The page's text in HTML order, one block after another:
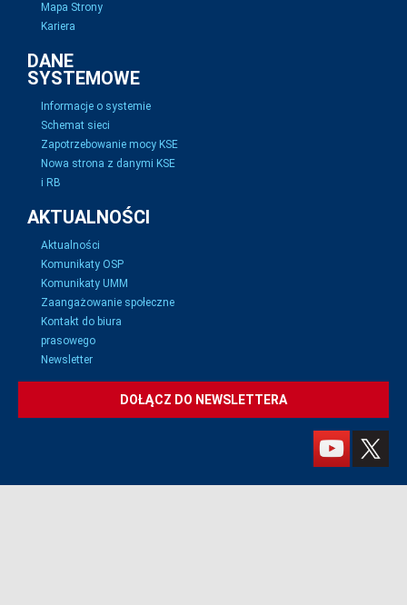
Mapa Strony
Kariera
DANE
SYSTEMOWE
Informacje o systemie
Schemat sieci
Zapotrzebowanie mocy KSE
Nowa strona z danymi KSE
i RB
AKTUALNOŚCI
Aktualności
Komunikaty OSP
Komunikaty UMM
Zaangażowanie społeczne
Kontakt do biura
prasowego
Newsletter
DOŁĄCZ DO NEWSLETTERA